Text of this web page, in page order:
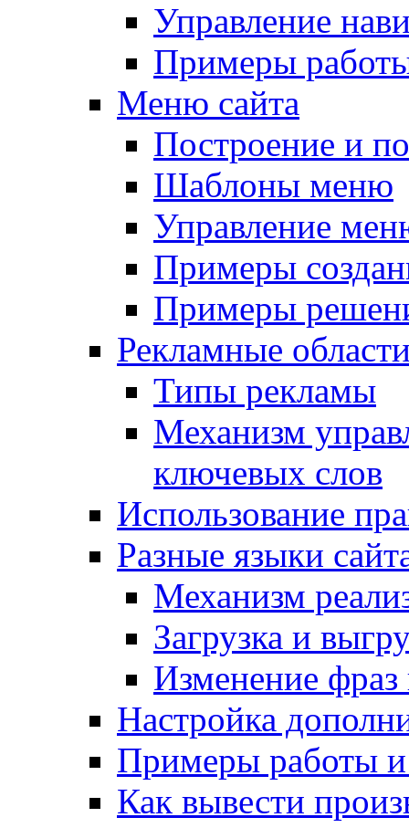
Управление
Примеры
Меню сайта
Построение и
Шаблоны меню
Управление
Примеры
Примеры
Рекламные
Типы рекламы
Механизм
ключевых слов
Использование
Разные языки
Механизм
Загрузка и
Изменение
Настройка
Примеры работы
Как вывести